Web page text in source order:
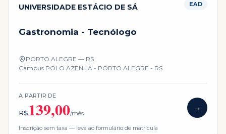
UNIVERSIDADE ESTÁCIO DE SÁ EAD
Gastronomia - Tecnólogo
PORTO ALEGRE — RS
Campus POLO AZENHA - PORTO ALEGRE - RS
A PARTIR DE
R$139,00/mês
→
Inscrição sem taxa — leva ao formulário de matrícula